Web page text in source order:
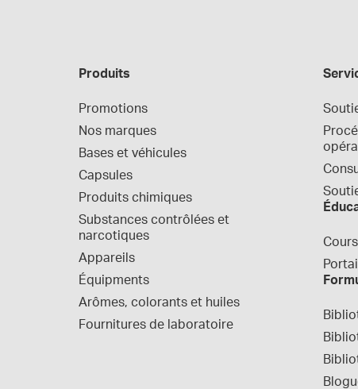
Produits
Promotions
Nos marques
Bases et véhicules
Capsules
Produits chimiques
Substances contrôlées et
narcotiques
Appareils
Équipments
Arômes, colorants et huiles
Fournitures de laboratoire
Cours